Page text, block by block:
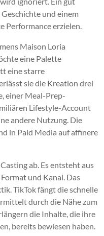
und einem
Performance erzielen.
Maison Loria
eine Palette
eine starre
sie die Kreation drei
einer Meal-Prep-
Lifestyle-Account
andere Nutzung. Die
in Paid Media auf affinere
ab. Es entsteht aus
und Kanal. Das
TikTok fängt die schnelle
durch die Nähe zum
die Inhalte, die ihre
bereits bewiesen haben.